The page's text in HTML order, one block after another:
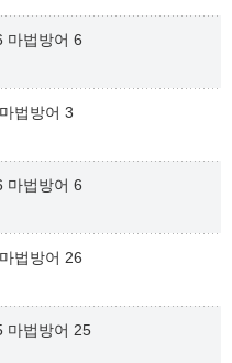
마법방어 6
법방어 3
마법방어 6
법방어 26
마법방어 25